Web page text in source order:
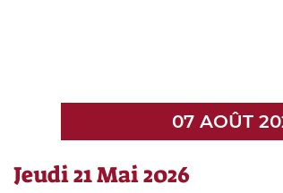
07 AOÛT
Jeudi 21 Mai 2026